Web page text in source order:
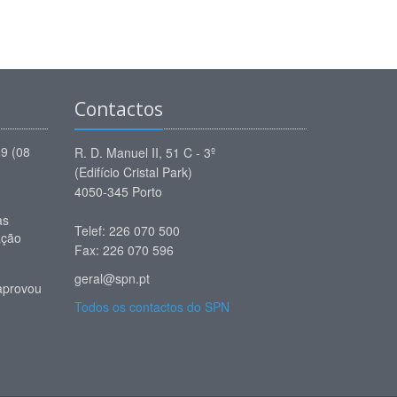
(08
Contactos
R. D. Manuel II, 51 C - 3º
(Edifício Cristal Park)
4050-345 Porto
Telef: 226 070 500
Fax: 226 070 596
geral@spn.pt
Todos os contactos do SPN